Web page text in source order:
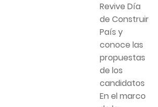
Revive Día
de Construir
País y
conoce las
propuestas
de los
candidatos
En el marco